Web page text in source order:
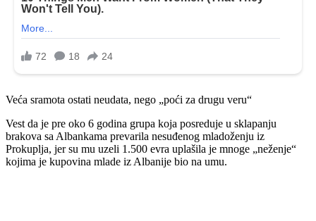
Veća sramota ostati neudata, nego „poći za drugu veru“
Vest da je pre oko 6 godina grupa koja posreduje u sklapanju
brakova sa Albankama prevarila nesuđenog mladoženju iz
Prokuplja, jer su mu uzeli 1.500 evra uplašila je mnoge „neženje“
kojima je kupovina mlade iz Albanije bio na umu.